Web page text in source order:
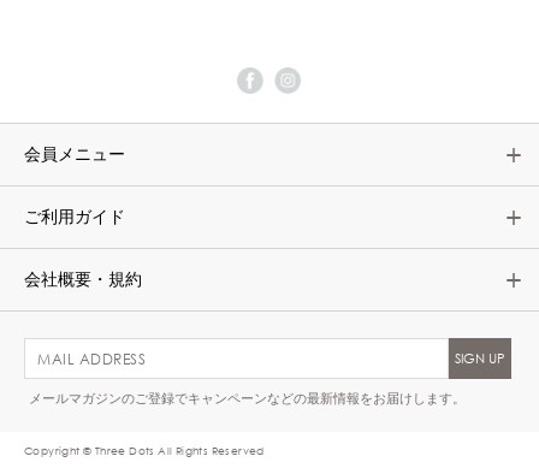
会員メニュー
ご利用ガイド
会社概要・規約
メールマガジンのご登録でキャンペーンなどの最新情報をお届けします。
Copyright © Three Dots All Rights Reserved